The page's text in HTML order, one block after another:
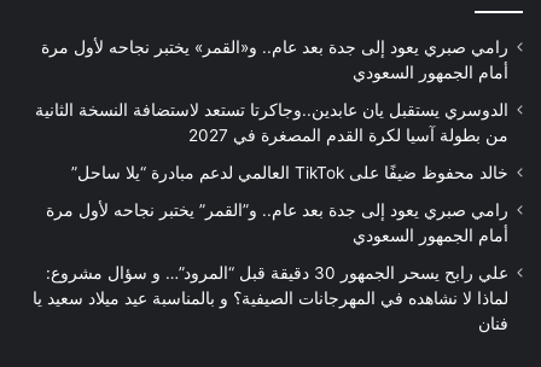
رامي صبري يعود إلى جدة بعد عام.. و«القمر» يختبر نجاحه لأول مرة
أمام الجمهور السعودي
الدوسري يستقبل يان عابدين..وجاكرتا تستعد لاستضافة النسخة الثانية
من بطولة آسيا لكرة القدم المصغرة في 2027
خالد محفوظ ضيفًا على TikTok العالمي لدعم مبادرة “يلا ساحل”
رامي صبري يعود إلى جدة بعد عام.. و”القمر” يختبر نجاحه لأول مرة
أمام الجمهور السعودي
علي رابح يسحر الجمهور 30 دقيقة قبل “المرود”… و سؤال مشروع:
لماذا لا نشاهده في المهرجانات الصيفية؟ و بالمناسبة عيد ميلاد سعيد يا
فنان